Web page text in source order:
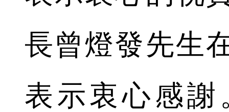
長曾燈發先生
表示衷心感